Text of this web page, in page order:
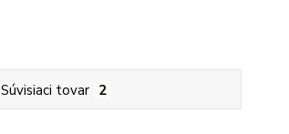
Súvisiaci tovar 2